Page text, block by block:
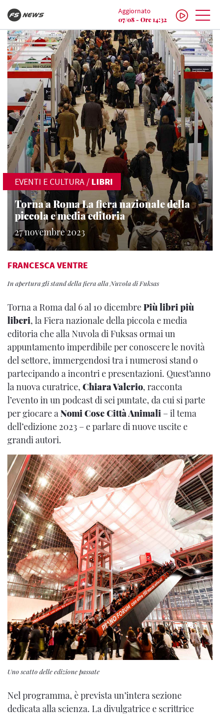
Aggiornato
07/08 - Ore 14:32
EVENTI E CULTURA / LIBRI
Torna a Roma La fiera nazionale della
piccola e media editoria
27 novembre 2023
FRANCESCA VENTRE
In apertura gli stand della fiera alla Nuvola di Fuksas
Torna a Roma dal 6 al 10 dicembrePiù libri più
liberi, la Fiera nazionale della piccola e media
editoria che alla Nuvola di Fuksas ormai un
appuntamento imperdibile per conoscere le novità
del settore, immergendosi tra i numerosi stand o
partecipando a incontri e presentazioni. Quest’anno
la nuova curatrice, Chiara Valerio, racconta
l’evento in un podcast di sei puntate, da cui si parte
per giocare aNomi Cose Città Animali – il tema
dell’edizione 2023 – e parlare di nuove uscite e
grandi autori.
Uno scatto delle edizione passate
Nel programma, è prevista un’intera sezione
dedicata alla scienza. La divulgatrice e scrittrice